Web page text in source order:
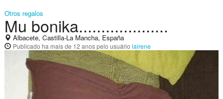
Otros regalos
Mu bonika....................
Albacete, Castilla-La Mancha, España
Publicado ha mais de 12 anospelo usuário lairene